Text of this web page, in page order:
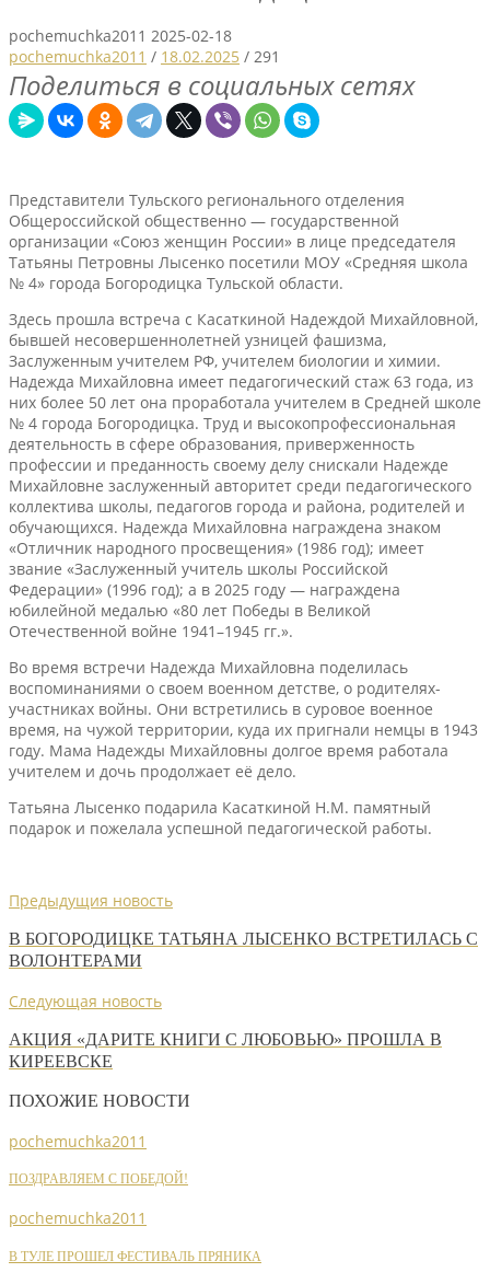
pochemuchka2011 2025-02-18
pochemuchka2011 / 18.02.2025 / 291
Поделиться в социальных сетях
Представители Тульского регионального отделения
Общероссийской общественно — государственной
организации «Союз женщин России» в лице председателя
Татьяны Петровны Лысенко посетили МОУ «Средняя школа
№ 4» города Богородицка Тульской области.
Здесь прошла встреча с Касаткиной Надеждой Михайловной,
бывшей несовершеннолетней узницей фашизма,
Заслуженным учителем РФ, учителем биологии и химии.
Надежда Михайловна имеет педагогический стаж 63 года, из
них более 50 лет она проработала учителем в Средней школе
№ 4 города Богородицка. Труд и высокопрофессиональная
деятельность в сфере образования, приверженность
профессии и преданность своему делу снискали Надежде
Михайловне заслуженный авторитет среди педагогического
коллектива школы, педагогов города и района, родителей и
обучающихся. Надежда Михайловна награждена знаком
«Отличник народного просвещения» (1986 год); имеет
звание «Заслуженный учитель школы Российской
Федерации» (1996 год); а в 2025 году — награждена
юбилейной медалью «80 лет Победы в Великой
Отечественной войне 1941–1945 гг.».
Во время встречи Надежда Михайловна поделилась
воспоминаниями о своем военном детстве, о родителях-
участниках войны. Они встретились в суровое военное
время, на чужой территории, куда их пригнали немцы в 1943
году. Мама Надежды Михайловны долгое время работала
учителем и дочь продолжает её дело.
Татьяна Лысенко подарила Касаткиной Н.М. памятный
подарок и пожелала успешной педагогической работы.
Предыдущия новость
В БОГОРОДИЦКЕ ТАТЬЯНА ЛЫСЕНКО ВСТРЕТИЛАСЬ С
ВОЛОНТЕРАМИ
Следующая новость
АКЦИЯ «ДАРИТЕ КНИГИ С ЛЮБОВЬЮ» ПРОШЛА В
КИРЕЕВСКЕ
ПОХОЖИЕ НОВОСТИ
pochemuchka2011
ПОЗДРАВЛЯЕМ С ПОБЕДОЙ!
pochemuchka2011
В ТУЛЕ ПРОШЕЛ ФЕСТИВАЛЬ ПРЯНИКА